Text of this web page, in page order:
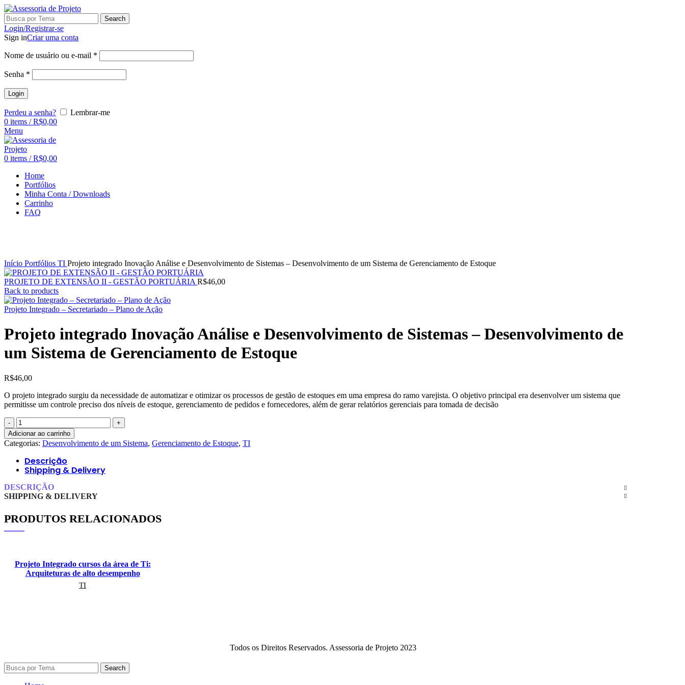
Search
Login/Registrar-se
Sign inCriar uma conta
Nome de usuário ou e-mail *
Senha *
Login
Perdeu a senha?
Lembrar-me
0 items / R$0,00
Menu
0 items / R$0,00
Home
Portfólios
Minha Conta / Downloads
Carrinho
FAQ
Início Portfólios TI Projeto integrado Inovação Análise e Desenvolvimento de Sistemas – Desenvolvimento de um Sistema de Gerenciamento de Estoque
PROJETO DE EXTENSÃO II - GESTÃO PORTUÁRIA R$46,00
Back to products
Projeto Integrado – Secretariado – Plano de Ação
Projeto integrado Inovação Análise e Desenvolvimento de Sistemas – Desenvolvimento de
um Sistema de Gerenciamento de Estoque
R$46,00
O projeto integrado surgiu da necessidade de automatizar e otimizar os processos de gestão de estoques em uma empresa do ramo varejista. O objetivo principal era desenvolver um sistema que
permitisse um controle preciso dos níveis de estoque, gerenciamento de pedidos e fornecedores, além de gerar relatórios gerenciais para tomada de decisão
Adicionar ao carrinho
Categorias: Desenvolvimento de um Sistema, Gerenciamento de Estoque, TI
Descrição
Shipping & Delivery
DESCRIÇÃO
SHIPPING & DELIVERY
PRODUTOS RELACIONADOS
Projeto Integrado cursos da área de Ti:
Arquiteturas de alto desempenho
TI
Todos os Direitos Reservados. Assessoria de Projeto 2023
Search